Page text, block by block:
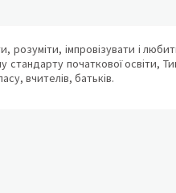
імпровізувати і
початкової освіти,
вчителів, батьків.